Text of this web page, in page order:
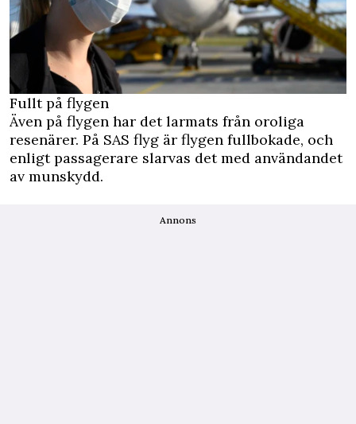
Fullt på flygen
Även på flygen har det larmats från oroliga
resenärer. På SAS flyg är flygen fullbokade, och
enligt passagerare slarvas det med användandet
av munskydd.
Annons